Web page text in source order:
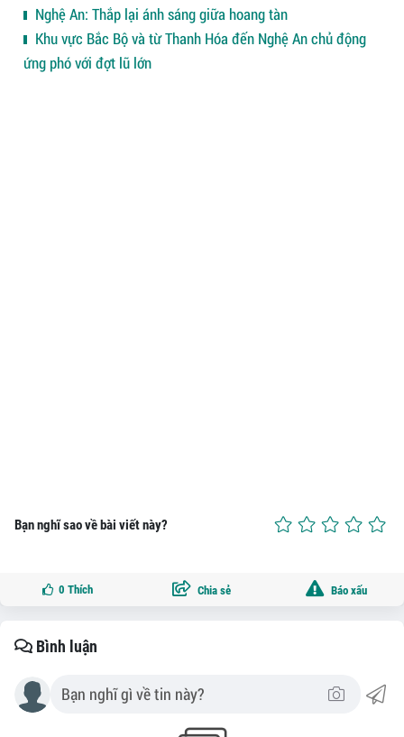
Nghệ An: Thắp lại ánh sáng giữa hoang tàn
Khu vực Bắc Bộ và từ Thanh Hóa đến Nghệ An chủ động
ứng phó với đợt lũ lớn
Bạn nghĩ sao về bài viết này?
0 Thích Chia sẻ Báo xấu
Bình luận